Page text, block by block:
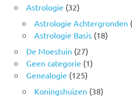
Astrologie (32)
Astrologie Achtergronden
Astrologie Basis(18)
De Moestuin (27)
Geen categorie (1)
Genealogie (125)
Koningshuizen (38)